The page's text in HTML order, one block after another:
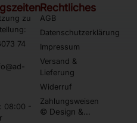
zu
74
08:00 -
Rechtliches
AGB
Datenschutzerklärung
Impressum
Versand &
Lieferung
Widerruf
Zahlungsweisen
© Design &